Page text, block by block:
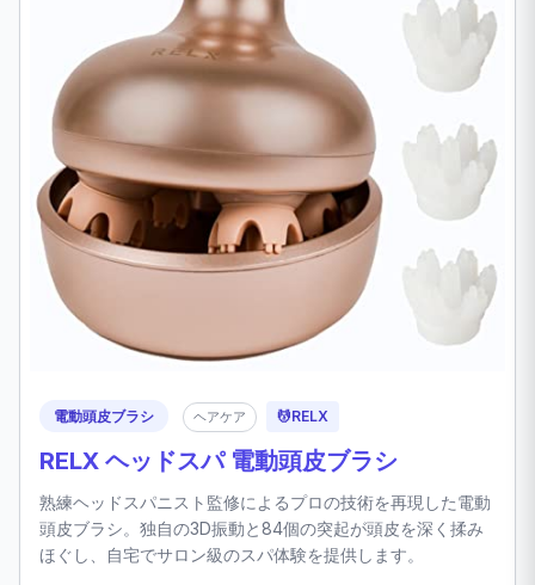
電動頭皮ブラシ ヘアケア 💆RELX
RELX ヘッドスパ 電動頭皮ブラシ
熟練ヘッドスパニスト監修によるプロの技術を再現した電動
頭皮ブラシ。独自の3D振動と84個の突起が頭皮を深く揉み
ほぐし、自宅でサロン級のスパ体験を提供します。